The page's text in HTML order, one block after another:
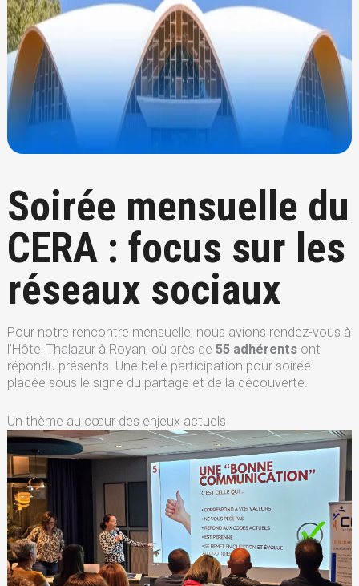
Soirée mensuelle du
CERA : focus sur les
réseaux sociaux
Pour notre rencontre mensuelle, nous avions rendez-vous à
l’Hôtel Thalazur à Royan, où près de 55 adhérentsont
répondu présents. Une belle participation pour soirée
placée sous le signe du partage et de la découverte.
Un thème au cœur des enjeux actuels